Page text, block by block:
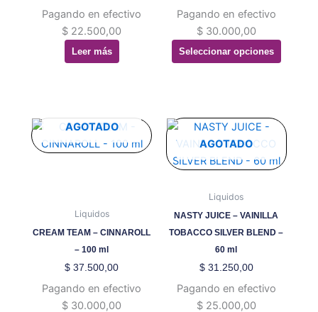
Pagando en efectivo
$ 22.500,00
Leer más
Pagando en efectivo
$30.000,00
Seleccionar opciones
elegir
en
la
AGOTADO
Liquidos
CREAM TEAM – CINNAROLL
– 100 ml
$ 37.500,00
Pagando en efectivo
$ 30.000,00
Este
producto
Las
opciones
se
pueden
en
AGOTADO
Liquidos
NASTY JUICE – VAINILLA
TOBACCO SILVER BLEND –
60 ml
$31.250,00
Pagando en efectivo
$25.000,00
Este
producto
tiene
variantes.
Las
opciones
se
pueden
en